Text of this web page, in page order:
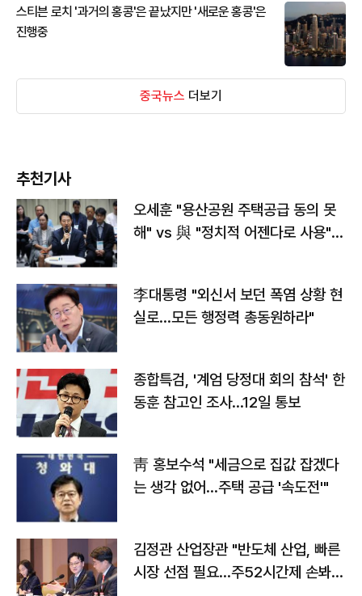
스티븐 로치 '과거의 홍콩'은 끝났지만 '새로운 홍콩'은
진행중
중국뉴스 더보기
추천기사
오세훈 "용산공원 주택공급 동의 못
해" vs 與 "정치적 어젠다로 사용"
李대통령 "외신서 보던 폭염 상황 현
실로…모든 행정력 총동원하라"
종합특검, '계엄 당정대 회의 참석' 한
동훈 참고인 조사...12일 통보
靑 홍보수석 "세금으로 집값 잡겠다
는 생각 없어…주택 공급 '속도전'"
김정관 산업장관 "반도체 산업, 빠른
시장 선점 필요…주52시간제 손봐